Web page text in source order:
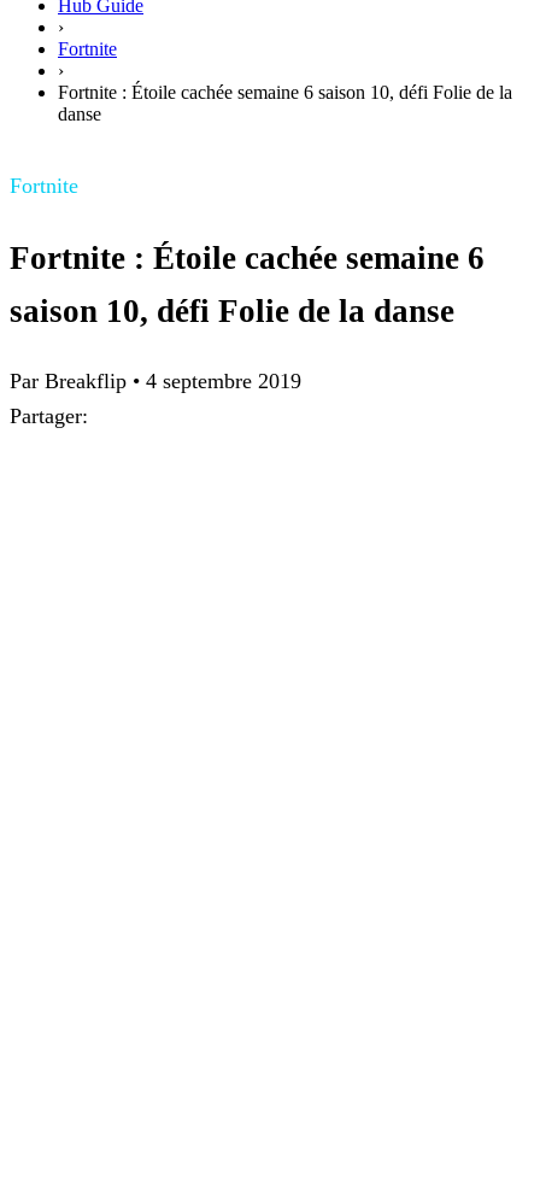
Hub Guide
›
Fortnite
›
Fortnite : Étoile cachée semaine 6 saison 10, défi Folie de la
danse
Fortnite
Fortnite : Étoile cachée semaine 6
saison 10, défi Folie de la danse
Par Breakflip • 4 septembre 2019
Partager: